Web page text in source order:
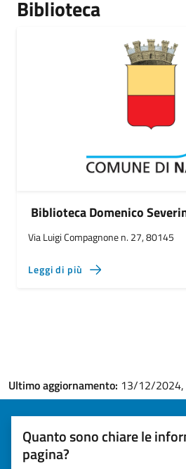
Biblioteca
Biblioteca Domenico
Via Luigi Compagnone n. 27, 80145
Leggi di più
Ultimo aggiornamento: 13/12/2024,
Quanto sono chiare le
pagina?